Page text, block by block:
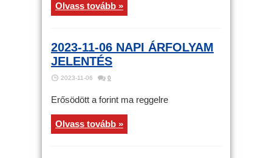
Olvass tovább »
2023-11-06 NAPI ÁRFOLYAM
JELENTÉS
2023-11-06 0
Erősödött a forint ma reggelre
Olvass tovább »